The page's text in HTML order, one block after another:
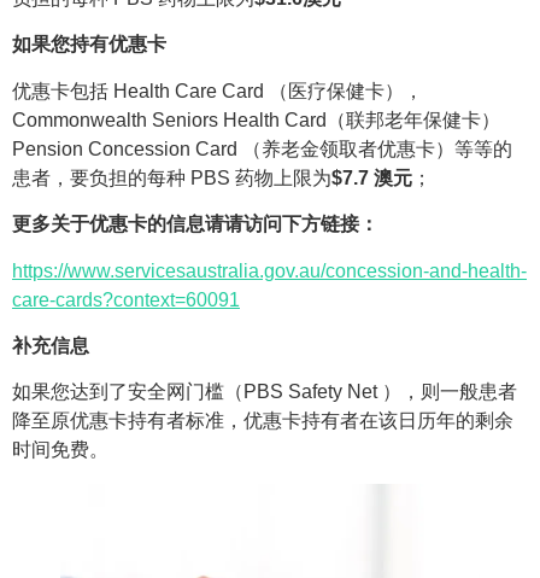
如果您持有优惠卡
优惠卡包括 Health Care Card （医疗保健卡），
Commonwealth Seniors Health Card（联邦老年保健卡）
Pension Concession Card （养老金领取者优惠卡）等等的
患者，要负担的每种 PBS 药物上限为$7.7 澳元 ；
更多关于优惠卡的信息请请访问下方链接：
https://www.servicesaustralia.gov.au/concession-and-health-
care-cards?context=60091
补充信息
如果您达到了安全网门槛（PBS Safety Net ），则一般患者
降至原优惠卡持有者标准，优惠卡持有者在该日历年的剩余
时间免费。